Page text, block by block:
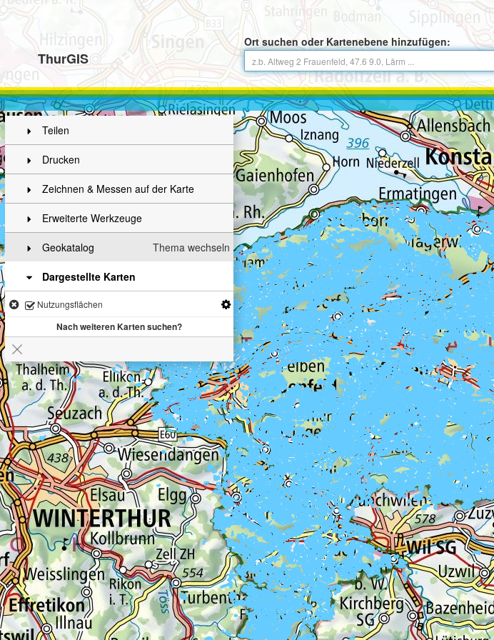
ThurGIS
Ort suchen oder Kartenebene hinzufügen:
Teilen
Drucken
Zeichnen & Messen auf der Karte
Erweiterte Werkzeuge
Thema wechseln
Geokatalog
Dargestellte Karten
Nutzungsflächen
Nach weiteren Karten suchen?